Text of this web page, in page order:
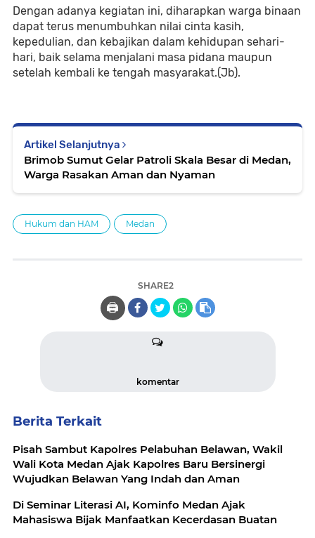
Dengan adanya kegiatan ini, diharapkan warga binaan
dapat terus menumbuhkan nilai cinta kasih,
kepedulian, dan kebajikan dalam kehidupan sehari-
hari, baik selama menjalani masa pidana maupun
setelah kembali ke tengah masyarakat.(Jb).
Artikel Selanjutnya
Brimob Sumut Gelar Patroli Skala Besar di Medan,
Warga Rasakan Aman dan Nyaman
Hukum dan HAM Medan
SHARE2
🖨️
komentar
Berita Terkait
Pisah Sambut Kapolres Pelabuhan Belawan, Wakil
Wali Kota Medan Ajak Kapolres Baru Bersinergi
Wujudkan Belawan Yang Indah dan Aman
Di Seminar Literasi AI, Kominfo Medan Ajak
Mahasiswa Bijak Manfaatkan Kecerdasan Buatan